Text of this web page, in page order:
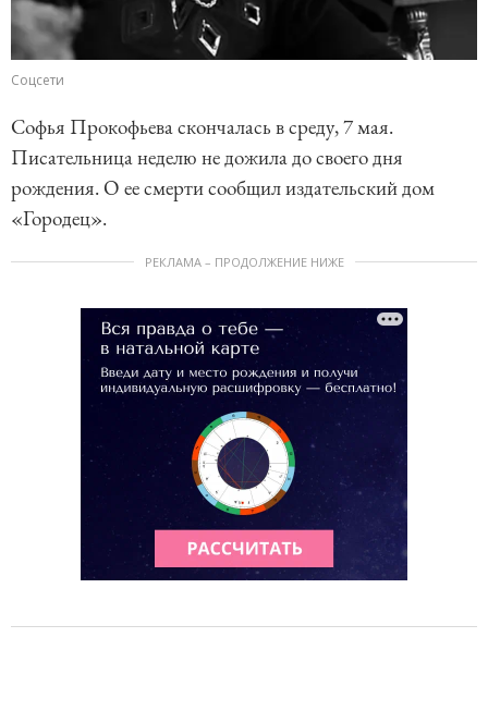
Соцсети
Софья Прокофьева скончалась в среду, 7 мая.
Писательница неделю не дожила до своего дня
рождения. О ее смерти сообщил издательский дом
«Городец».
РЕКЛАМА – ПРОДОЛЖЕНИЕ НИЖЕ